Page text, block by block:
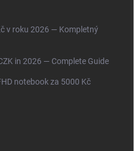
v roku 2026 — Kompletný
in 2026 — Complete Guide
notebook za 5000 Kč